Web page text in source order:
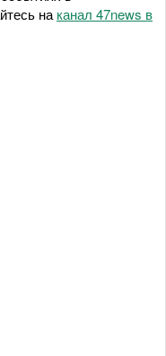
на канал 47news в